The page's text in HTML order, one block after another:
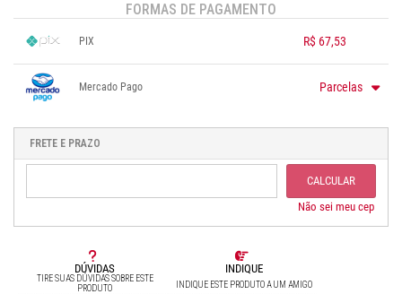
DÚVIDAS
TIRE SUAS DÚVIDAS SOBRE ESTE
PRODUTO
INDIQUE
INDIQUE ESTE PRODUTO A UM AMIGO
FORMAS DE PAGAMENTO
PIX R$ 67,53
..
Mercado Pago Parcelas
...
FRETE E PRAZO
CALCULAR
Não sei meu cep